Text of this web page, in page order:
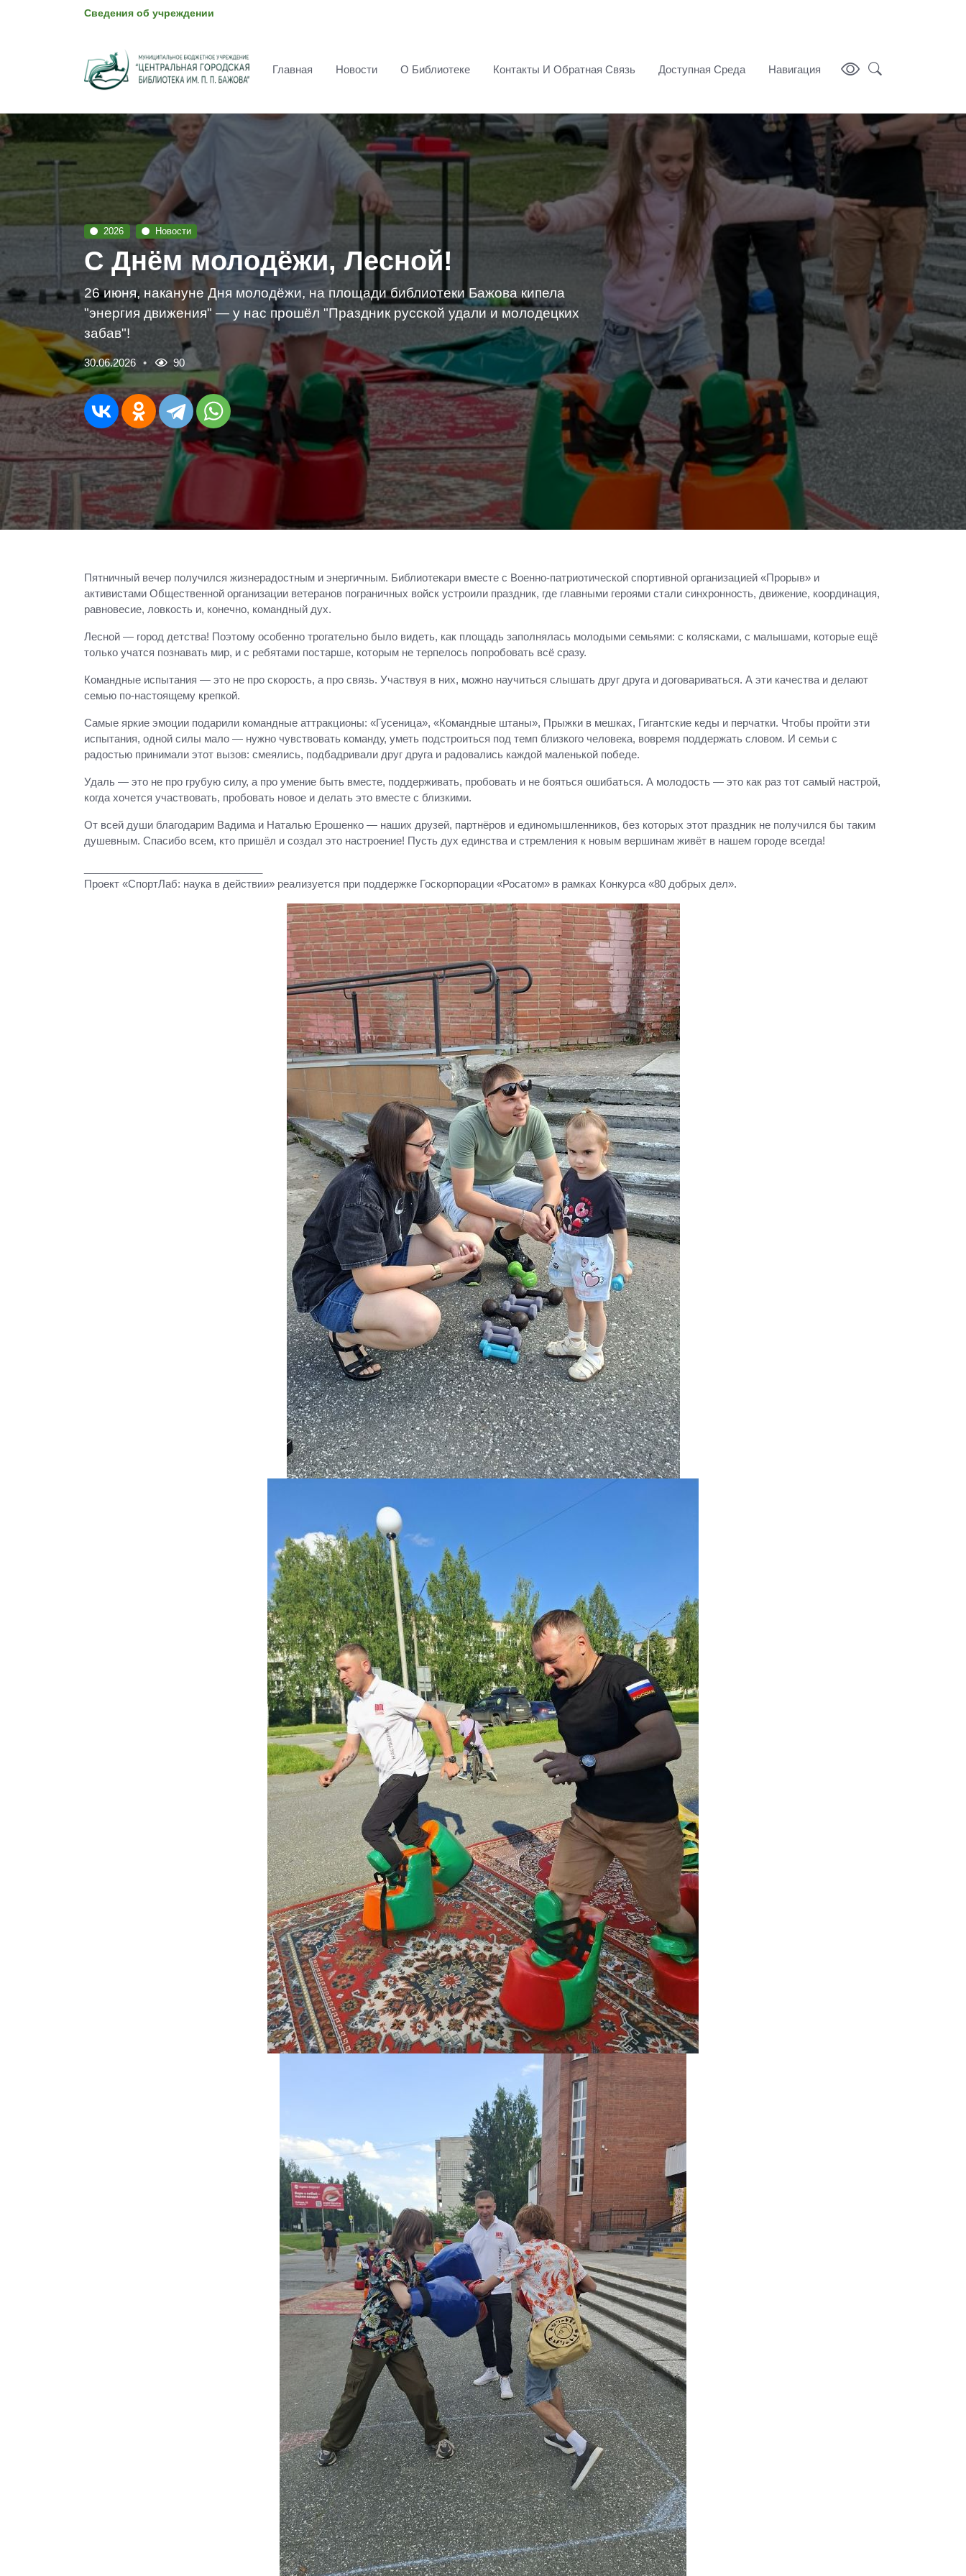
Сведения об учреждении
Главная Новости О Библиотеке Контакты И Обратная Связь Доступная Среда Навигация
2026 Новости
С Днём молодёжи, Лесной!
26 июня, накануне Дня молодёжи, на площади библиотеки Бажова кипела
"энергия движения" — у нас прошёл "Праздник русской удали и молодецких
забав"!
30.06.2026 90
Пятничный вечер получился жизнерадостным и энергичным. Библиотекари вместе с Военно‑патриотической спортивной организацией «Прорыв» и
активистами Общественной организации ветеранов пограничных войск устроили праздник, где главными героями стали синхронность, движение, координация,
равновесие, ловкость и, конечно, командный дух.
Лесной — город детства! Поэтому особенно трогательно было видеть, как площадь заполнялась молодыми семьями: с колясками, с малышами, которые ещё
только учатся познавать мир, и с ребятами постарше, которым не терпелось попробовать всё сразу.
Командные испытания — это не про скорость, а про связь. Участвуя в них, можно научиться слышать друг друга и договариваться. А эти качества и делают
семью по‑настоящему крепкой.
Самые яркие эмоции подарили командные аттракционы: «Гусеница», «Командные штаны», Прыжки в мешках, Гигантские кеды и перчатки. Чтобы пройти эти
испытания, одной силы мало — нужно чувствовать команду, уметь подстроиться под темп близкого человека, вовремя поддержать словом. И семьи с
радостью принимали этот вызов: смеялись, подбадривали друг друга и радовались каждой маленькой победе.
Удаль — это не про грубую силу, а про умение быть вместе, поддерживать, пробовать и не бояться ошибаться. А молодость — это как раз тот самый настрой,
когда хочется участвовать, пробовать новое и делать это вместе с близкими.
От всей души благодарим Вадима и Наталью Ерошенко — наших друзей, партнёров и единомышленников, без которых этот праздник не получился бы таким
душевным. Спасибо всем, кто пришёл и создал это настроение! Пусть дух единства и стремления к новым вершинам живёт в нашем городе всегда!
Проект «СпортЛаб: наука в действии» реализуется при поддержке Госкорпорации «Росатом» в рамках Конкурса «80 добрых дел».